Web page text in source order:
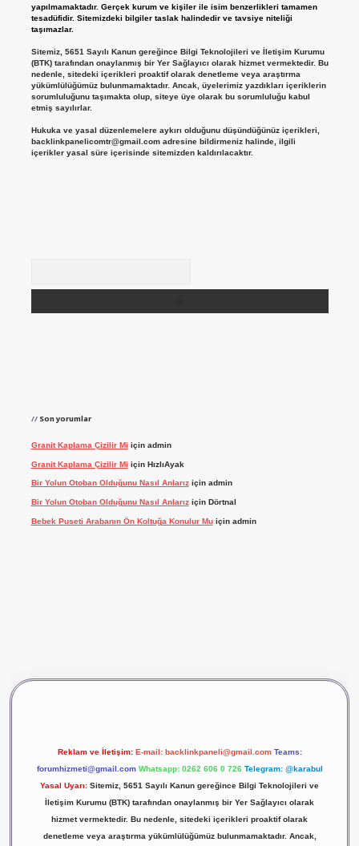
yapılmamaktadır. Gerçek kurum ve kişiler ile isim benzerlikleri tamamen
tesadüfidir. Sitemizdeki bilgiler taslak halindedir ve tavsiye niteliği
taşımazlar.
Sitemiz, 5651 Sayılı Kanun gereğince Bilgi Teknolojileri ve İletişim Kurumu
(BTK) tarafından onaylanmış bir Yer Sağlayıcı olarak hizmet vermektedir. Bu
nedenle, sitedeki içerikleri proaktif olarak denetleme veya araştırma
yükümlülüğümüz bulunmamaktadır. Ancak, üyelerimiz yazdıkları içeriklerin
sorumluluğunu taşımakta olup, siteye üye olarak bu sorumluluğu kabul
etmiş sayılırlar.
Hukuka ve yasal düzenlemelere aykırı olduğunu düşündüğünüz içerikleri,
backlinkpanelicomtr@gmail.comadresine bildirmeniz halinde, ilgili
içerikler yasal süre içerisinde sitemizden kaldırılacaktır.
Son yorumlar
Granit Kaplama Çizilir Mi için admin
Granit Kaplama Çizilir Mi için HızlıAyak
Bir Yolun Otoban Olduğunu Nasıl Anlarıziçin admin
Bir Yolun Otoban Olduğunu Nasıl Anlarıziçin Dörtnal
Bebek Puseti Arabanın Ön Koltuğa Konulur Muiçin admin
Reklam ve İletişim: E-mail: backlinkpaneli@gmail.com Teams:
forumhizmeti@gmail.com Whatsapp: 0262 606 0 726 Telegram: @karabul
Yasal Uyarı: Sitemiz, 5651 Sayılı Kanun gereğince Bilgi Teknolojileri ve
İletişim Kurumu (BTK) tarafından onaylanmış bir Yer Sağlayıcı olarak
hizmet vermektedir. Bu nedenle, sitedeki içerikleri proaktif olarak
denetleme veya araştırma yükümlülüğümüz bulunmamaktadır. Ancak,